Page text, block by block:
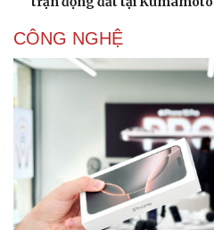
Doanh nghiệp
Thông tin doanh nghiệp
Doanh nghiệp 24h
Doanh nhân
Vì cộng đồng
CÔNG NGHỆ